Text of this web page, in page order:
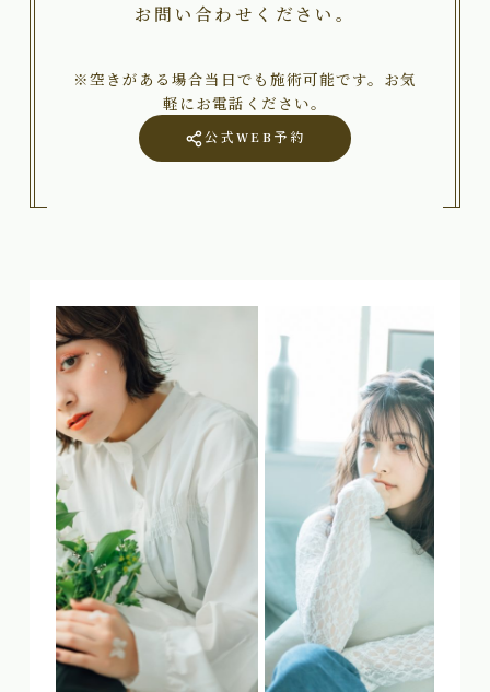
お問い合わせください。
※空きがある場合当日でも施術可能です。お気
軽にお電話ください。
公式WEB予約